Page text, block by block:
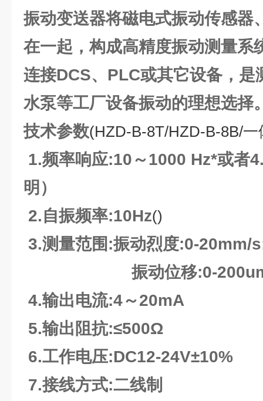
振动变送器将磁电式振动传感器
在一起，构成高精度振动测量系
连接DCS、PLC或其它设备，是
水泵等工厂设备振动的理想选择
技术参数(HZD-B-8T/HZD-B-8B/
1.频率响应:10～1000 Hz*或者
明）
2.自振频率:10Hz()
3.测量范围:振动烈
振动位移:0-
4.输出电流:4～20mA
5.输出阻抗:≤500Ω
6.工作电压:DC12-24V±10%
7.接线方式:二线制